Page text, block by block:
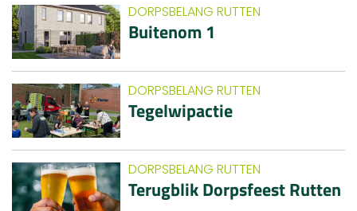
DORPSBELANG RUTTEN
Buitenom 1
DORPSBELANG RUTTEN
Tegelwipactie
DORPSBELANG RUTTEN
Terugblik Dorpsfeest Rutten